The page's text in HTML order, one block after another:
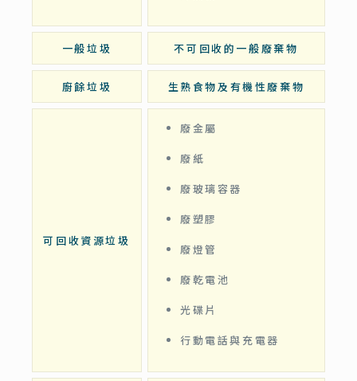
一般垃圾 不可回收的一般廢棄物
廚餘垃圾 生熟食物及有機性廢棄物
可回收資源垃圾
廢金屬
廢紙
廢玻璃容器
廢塑膠
廢燈管
廢乾電池
光碟片
行動電話與充電器